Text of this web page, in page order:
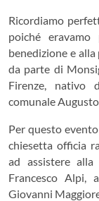
Ricordiamo
poiché
benedizione e
da parte di
Firenze, nativo
comunale
Per questo
chiesetta officia
ad assistere alla
Francesco Alpi,
Giovanni